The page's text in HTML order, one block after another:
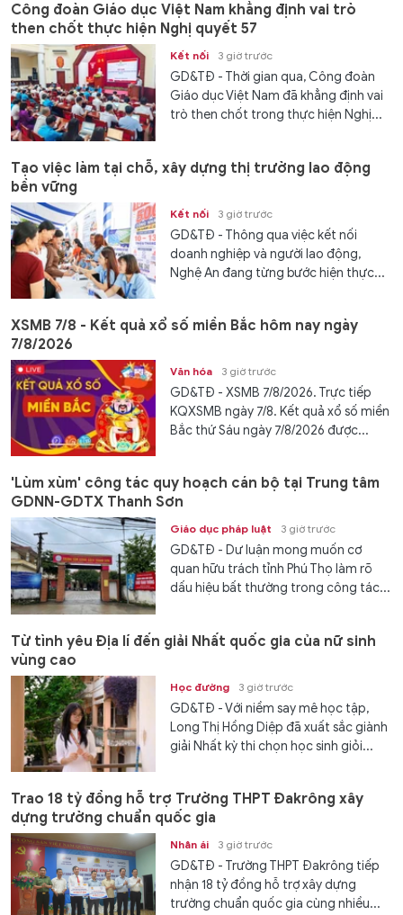
Công đoàn Giáo dục Việt Nam khẳng định vai trò
then chốt thực hiện Nghị quyết 57
Kết nối 3 giờ trước
GD&TĐ - Thời gian qua, Công đoàn
Giáo dục Việt Nam đã khẳng định vai
trò then chốt trong thực hiện Nghị...
Tạo việc làm tại chỗ, xây dựng thị trường lao động
bền vững
Kết nối 3 giờ trước
GD&TĐ - Thông qua việc kết nối
doanh nghiệp và người lao động,
Nghệ An đang từng bước hiện thực...
XSMB 7/8 - Kết quả xổ số miền Bắc hôm nay ngày
7/8/2026
Văn hóa 3 giờ trước
GD&TĐ - XSMB 7/8/2026. Trực tiếp
KQXSMB ngày 7/8. Kết quả xổ số miền
Bắc thứ Sáu ngày 7/8/2026 được...
'Lùm xùm' công tác quy hoạch cán bộ tại Trung tâm
GDNN-GDTX Thanh Sơn
Giáo dục pháp luật 3 giờ trước
GD&TĐ - Dư luận mong muốn cơ
quan hữu trách tỉnh Phú Thọ làm rõ
dấu hiệu bất thường trong công tác...
Từ tình yêu Địa lí đến giải Nhất quốc gia của nữ sinh
vùng cao
Học đường 3 giờ trước
GD&TĐ - Với niềm say mê học tập,
Long Thị Hồng Diệp đã xuất sắc giành
giải Nhất kỳ thi chọn học sinh giỏi...
Trao 18 tỷ đồng hỗ trợ Trường THPT Đakrông xây
dựng trường chuẩn quốc gia
Nhân ái 3 giờ trước
GD&TĐ - Trường THPT Đakrông tiếp
nhận 18 tỷ đồng hỗ trợ xây dựng
trường chuẩn quốc gia cùng nhiều...